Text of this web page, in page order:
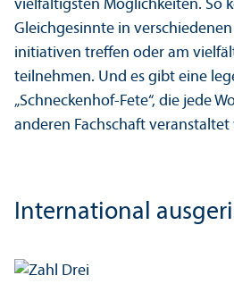
vielfältigsten Möglichkeiten. So
Gleich­gesinnte in
initiativen treffen oder am
teilnehmen. Und es gibt eine
„Schneckenhof-Fete“, die jede
anderen Fach­schaft veranstaltet
International